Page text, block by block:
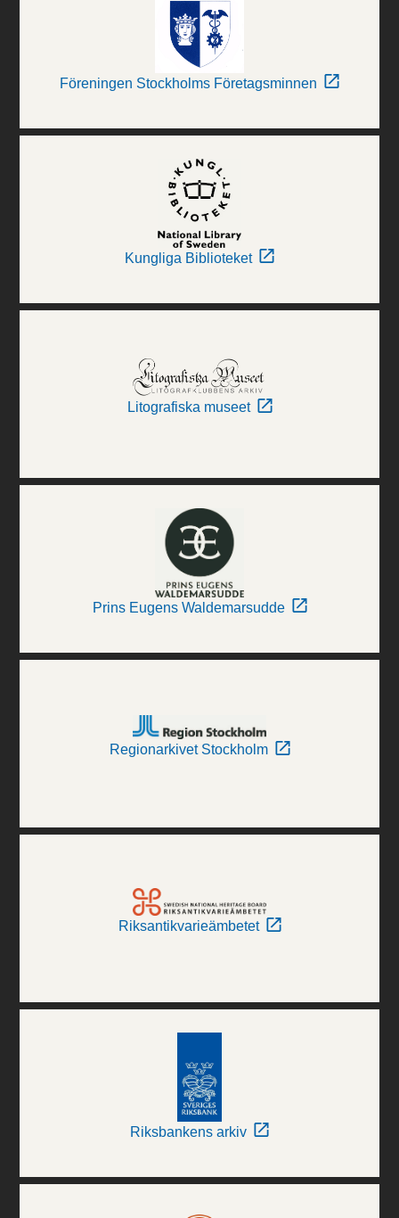
Föreningen Stockholms Företagsminnen
Kungliga Biblioteket
Litografiska museet
Prins Eugens Waldemarsudde
Regionarkivet Stockholm
Riksantikvarieämbetet
Riksbankens arkiv